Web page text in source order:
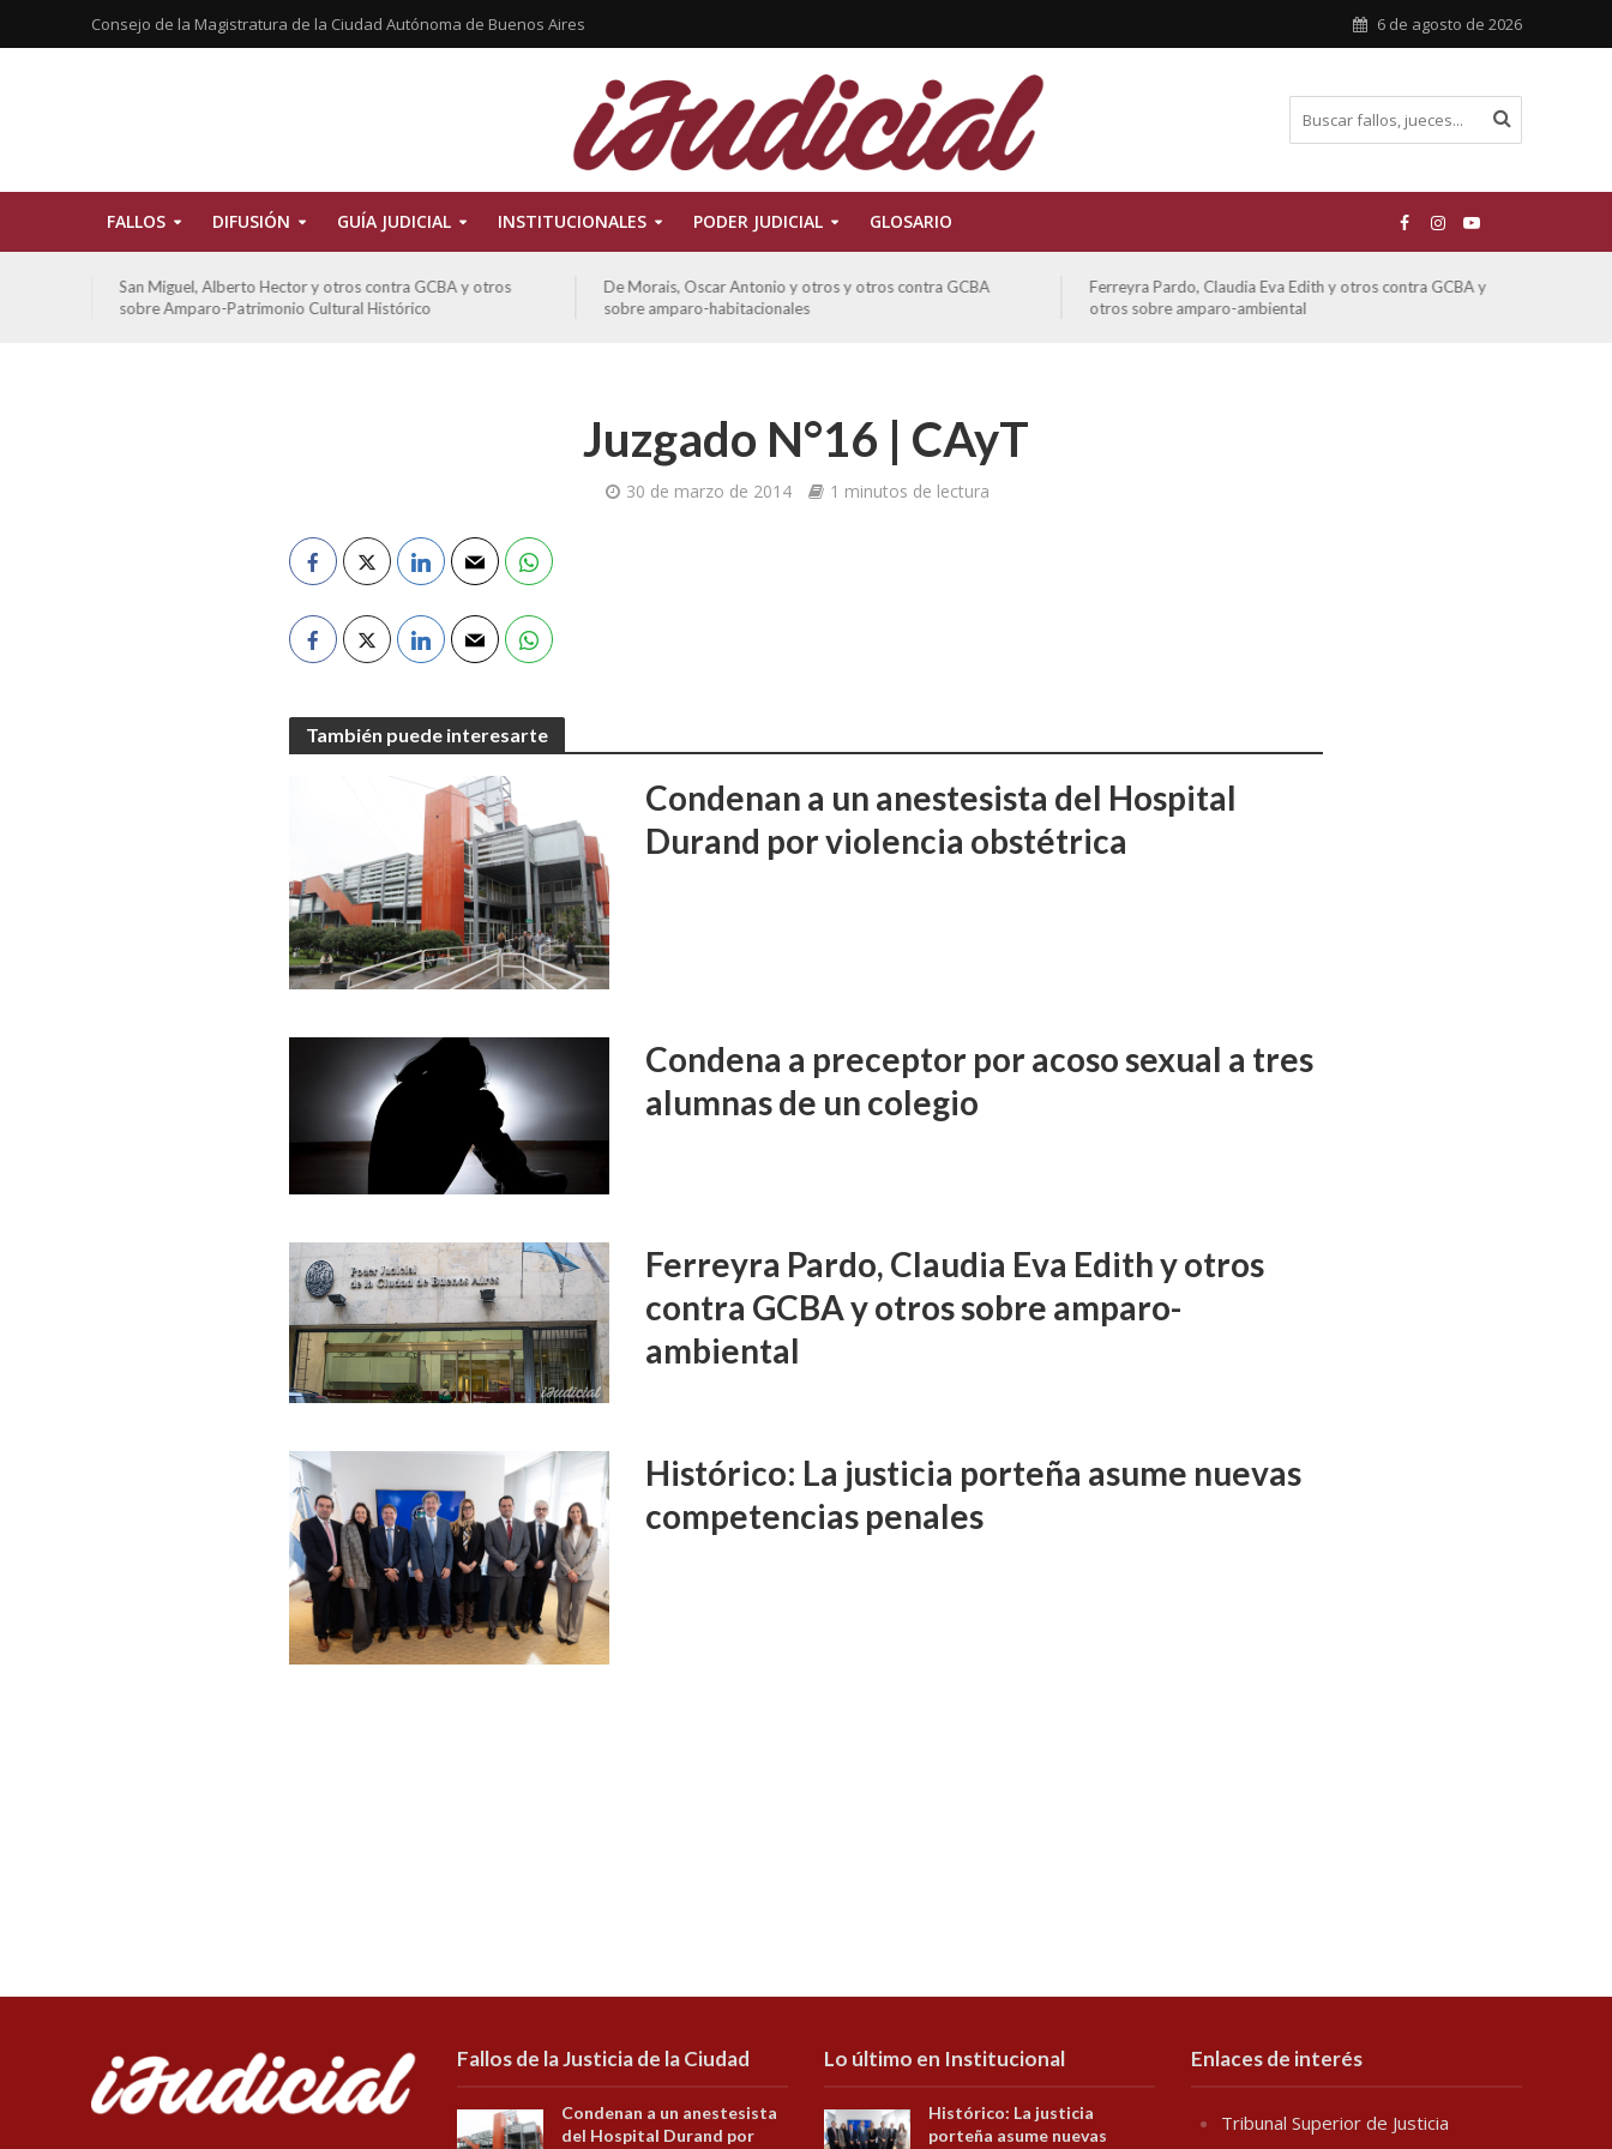
Consejo de la Magistratura de la Ciudad Autónoma de Buenos Aires 6 de agosto de 2026
FALLOS DIFUSIÓN GUÍA JUDICIAL INSTITUCIONALES PODER JUDICIAL GLOSARIO
San Miguel, Alberto Hector y otros contra GCBA y otros
sobre Amparo-Patrimonio Cultural Histórico
De Morais, Oscar Antonio y otros y otros contra GCBA
sobre amparo-habitacionales
Ferreyra Pardo, Claudia Eva Edith y otros contra GCBA y
otros sobre amparo-ambiental
Juzgado N°16 | CAyT
30 de marzo de 2014 1 minutos de lectura
También puede interesarte
Condenan a un anestesista del Hospital
Durand por violencia obstétrica
Condena a preceptor por acoso sexual a tres
alumnas de un colegio
Ferreyra Pardo, Claudia Eva Edith y otros
contra GCBA y otros sobre amparo-
ambiental
Histórico: La justicia porteña asume nuevas
competencias penales
Fallos de la Justicia de la Ciudad
Condenan a un anestesista
del Hospital Durand por
Lo último en Institucional
Histórico: La justicia
porteña asume nuevas
Enlaces de interés
Tribunal Superior de Justicia